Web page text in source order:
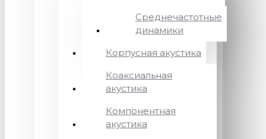
Среднечастотные
динамики
Корпусная акустика
Коаксиальная
акустика
Компонентная
акустика